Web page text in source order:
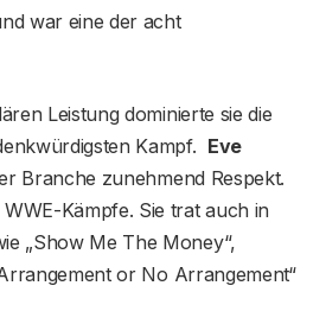
war eine der acht
Leistung dominierte sie die
Kampf. Eve
Branche zunehmend Respekt.
Kämpfe. Sie trat auch in
„Show Me The Money“,
or No Arrangement“